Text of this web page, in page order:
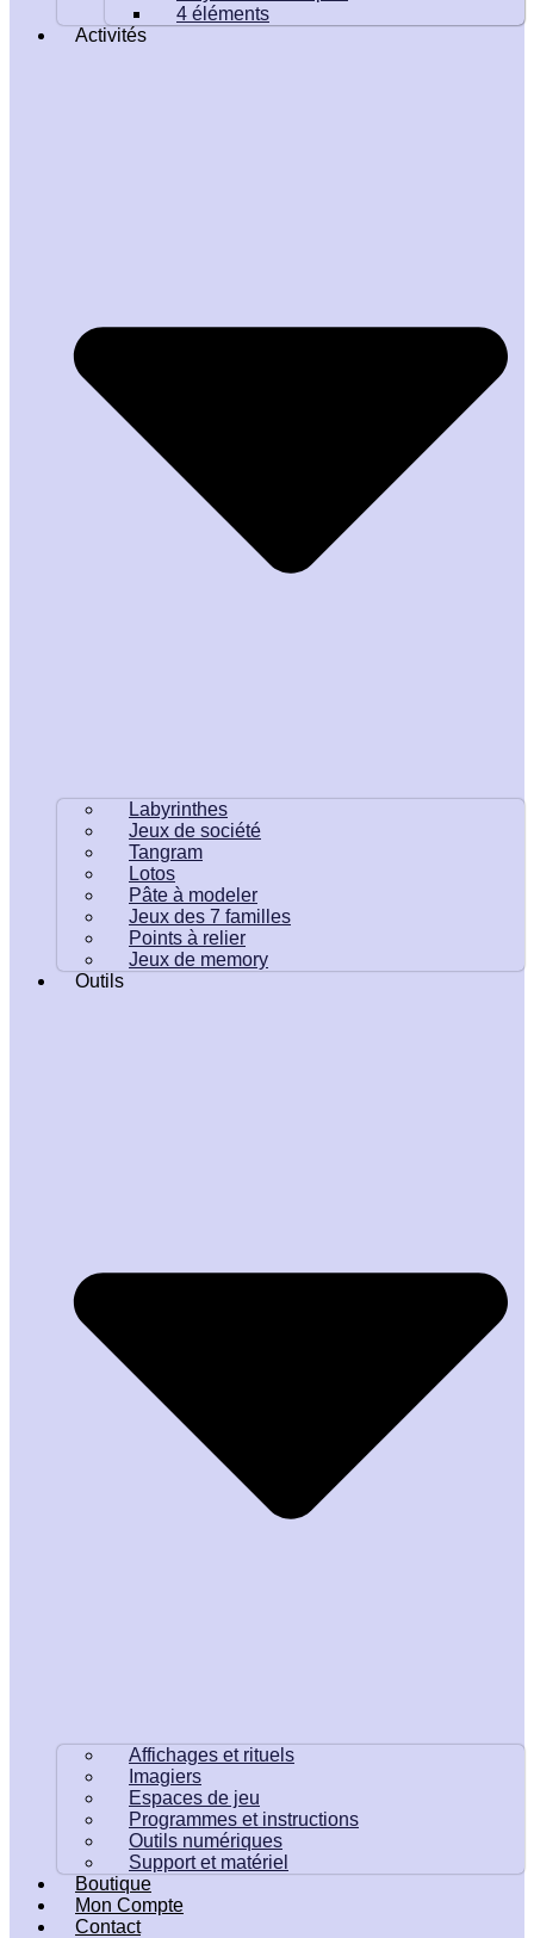
4 éléments
Activités
Labyrinthes
Jeux de société
Tangram
Lotos
Pâte à modeler
Jeux des 7 familles
Points à relier
Jeux de memory
Outils
Affichages et rituels
Imagiers
Espaces de jeu
Programmes et instructions
Outils numériques
Support et matériel
Boutique
Mon Compte
Contact